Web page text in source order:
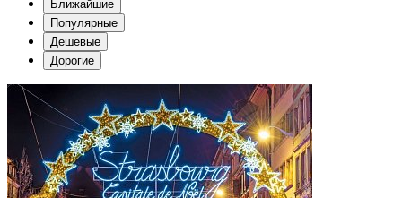
Ближайшие
Популярные
Дешевые
Дорогие